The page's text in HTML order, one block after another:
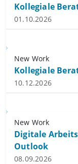
Kollegiale
01.10.2026
New Work
Kollegiale
10.12.2026
New Work
Digitale
Outlook
08.09.2026